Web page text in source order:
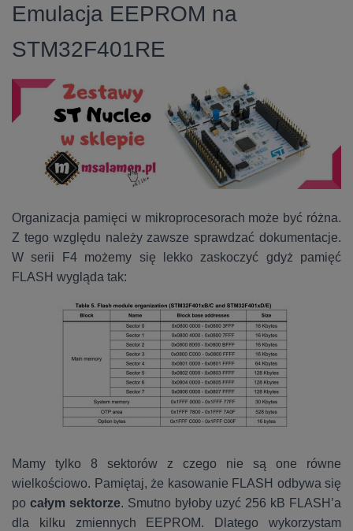
Emulacja EEPROM na
STM32F401RE
Organizacja pamięci w mikroprocesorach może być różna.
Z tego względu należy zawsze sprawdzać dokumentacje.
W serii F4 możemy się lekko zaskoczyć gdyż pamięć
FLASH wygląda tak:
Mamy tylko 8 sektorów z czego nie są one równe
wielkościowo. Pamiętaj, że kasowanie FLASH odbywa się
po całym sektorze. Smutno byłoby uzyć 256 kB FLASH’a
dla kilku zmiennych EEPROM. Dlatego wykorzystam